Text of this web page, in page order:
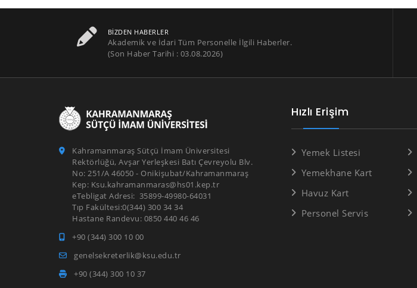
BIZDEN HABERLER
Akademik ve İdari Tüm Personelle İlgili Haberler.
(Son Haber Tarihi : 03.08.2026)
Kahramanmaraş Sütçü İmam Üniversitesi
Rektörlüğü, Avşar Yerleşkesi Batı Çevreyolu Blv.
No: 251/A 46050 - Onikişubat/Kahramanmaraş
Kep: Ksu.kahramanmaras@hs01.kep.tr
eTebligat Adresi: 35899-49980-64031
Tıp Fakültesi:0(344) 300 34 34
Hastane Randevu: 0850 440 46 46
+90 (344) 300 10 00
genelsekreterlik@ksu.edu.tr
+90 (344) 300 10 37
Hızlı Erişim
Yemek Listesi
Yemekhane Kart
Havuz Kart
Personel Servis